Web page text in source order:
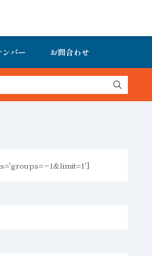
バー お問合わせ